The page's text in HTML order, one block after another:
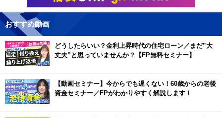
おすすめ動画
どうしたらいい？金利上昇時代の住宅ローン／まだ”大
丈夫”と思っていませんか？【FP無料セミナー】
【動画セミナー】今からでも遅くない！60歳からの老後
資金セミナー／FPがわかりやすく解説します！